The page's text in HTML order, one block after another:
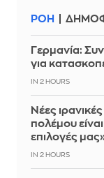
ΡΟΗ
Γερμανία:
για
IN 2 HOURS
Νέες
πολέμου
επιλογές
IN 2 HOURS